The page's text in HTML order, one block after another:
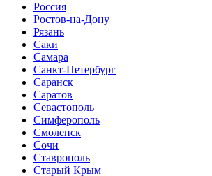
Россия
Ростов-на-Дону
Рязань
Саки
Самара
Санкт-Петербург
Саранск
Саратов
Севастополь
Симферополь
Смоленск
Сочи
Ставрополь
Старый Крым